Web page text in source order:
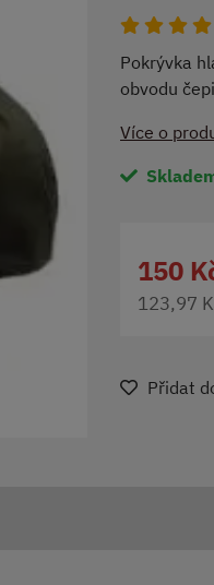
Pokrývka
obvodu
Více o
150
123,97
Přidat